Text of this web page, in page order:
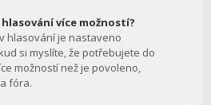
více možností?
hlasování je nastaveno
si myslíte, že potřebujete do
možností než je povoleno,
fóra.